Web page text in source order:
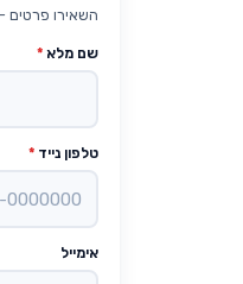
השאירו פרטים —
שם מלא *
טלפון נייד *
אימייל